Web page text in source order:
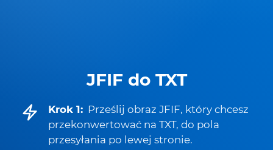
JFIF do TXT
Krok 1: Prześlij obraz JFIF, który chcesz
przekonwertować na TXT, do pola
przesyłania po lewej stronie.